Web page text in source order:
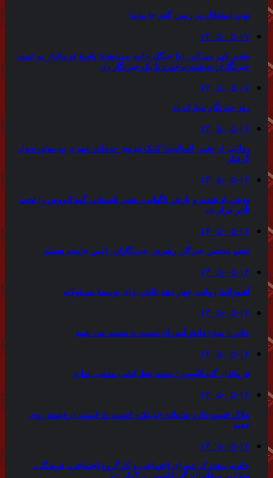
توپ استقلال در زمین گنبد جا ماند!
۱۴۰۵-۰۵-۱۷
«شیر قهر می‌کند، اما جنگل ادامه می‌دهد»؛ پاسخ فرماندار به غیبت
خبرنگاران/حاشیه برخورد با یک خبرنگار زن
۱۴۰۵-۰۵-۱۷
روز خبرنگار مبارک باد
۱۴۰۵-۰۵-۱۶
روایتی از جنس انسانیت؛ کمک نیروی خدمات شهری به موتورسوار
گرفتار
۱۴۰۵-۰۵-۱۶
وزش باد شدید و بارش ناگهانی، عصر تابستانی گنبدکاووس را تحت
تأثیر قرار داد
۱۴۰۵-۰۵-۱۶
عضو مجلس خبرگان رهبری: خبرنگاران، امین جامعه هستند
۱۴۰۵-۰۵-۱۳
آشوراده؛ روایت چهار دهه تلاش برای توسعهٔ مسئولانه
۱۴۰۵-۰۵-۱۳
«ناس» میان دانش‌آموزان دست به دست می شود
۱۴۰۵-۰۵-۱۳
فرماندار گنبدکاووس: شهید خط کشی مذهبی ندارد
۱۴۰۵-۰۵-۱۳
ملاک قیمت دارو سامانه «تی‌تک» است، نه قیمت درج‌شده روی
جعبه
۱۴۰۵-۰۵-۱۳
جلسه مشترک شورای اجتماعی و کارگروه اجتماعی، فرهنگی،